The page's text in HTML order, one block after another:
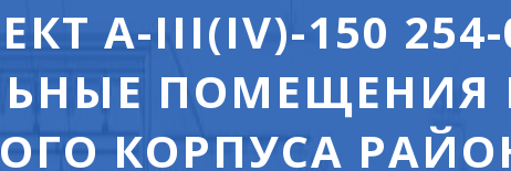
A-III(IV)-150 254-
ПОМЕЩЕНИЯ
КОРПУСА